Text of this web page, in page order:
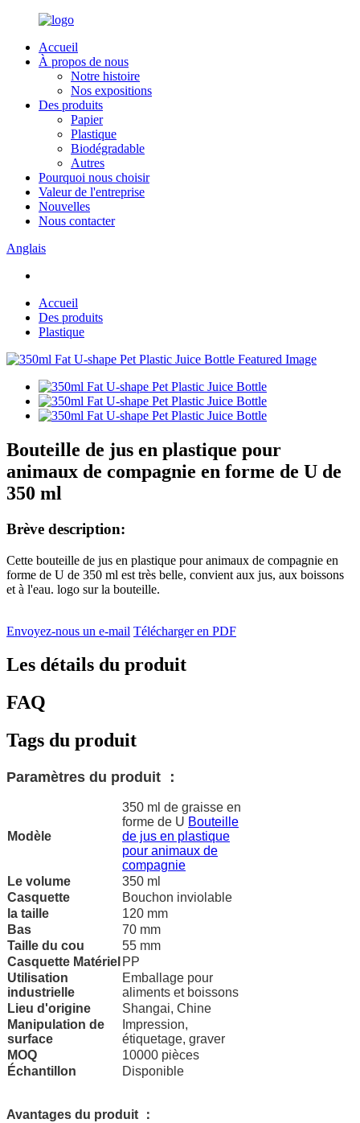
Accueil
À propos de nous
Notre histoire
Nos expositions
Des produits
Papier
Plastique
Biodégradable
Autres
Pourquoi nous choisir
Valeur de l'entreprise
Nouvelles
Nous contacter
Anglais
Accueil
Des produits
Plastique
Bouteille de jus en plastique pour
animaux de compagnie en forme de U de
350 ml
Brève description:
Cette bouteille de jus en plastique pour animaux de compagnie en
forme de U de 350 ml est très belle, convient aux jus, aux boissons
et à l'eau. logo sur la bouteille.
Envoyez-nous un e-mail Télécharger en PDF
Les détails du produit
FAQ
Tags du produit
Paramètres du produit ：
Modèle
350 ml de graisse en
forme de U Bouteille
de jus en plastique
pour animaux de
compagnie
Le volume
350 ml
Casquette
Bouchon inviolable
la taille
120 mm
Bas
70 mm
Taille du cou
55 mm
Casquette Matériel PP
Utilisation
industrielle
Emballage pour
aliments et boissons
Lieu d'origine
Shangai, Chine
Manipulation de
surface
Impression,
étiquetage, graver
MOQ
10000 pièces
Échantillon
Disponible
Avantages du produit ：